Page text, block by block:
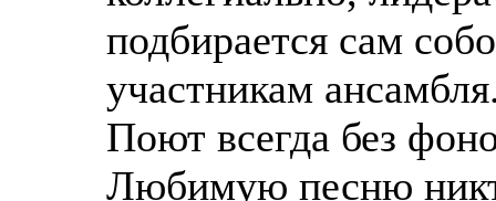
подбирается сам
участникам
Поют всегда без
Любимую песню